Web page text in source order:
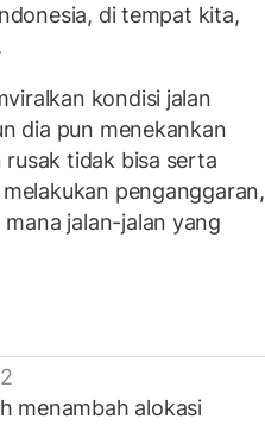
di tempat kita,
kondisi jalan
dia pun menekankan
tidak bisa serta
penganggaran,
jalan-jalan yang
menambah alokasi